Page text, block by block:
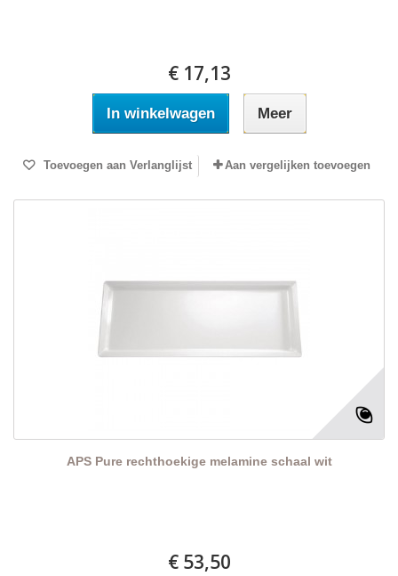
€ 17,13
In winkelwagen Meer
Toevoegen aan Verlanglijst Aan vergelijken toevoegen
APS Pure rechthoekige melamine schaal wit
€ 53,50